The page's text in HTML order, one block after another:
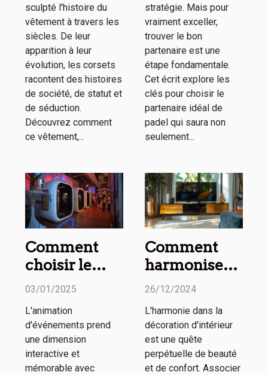
sculpté l'histoire du
vêtement à travers les
siècles. De leur
apparition à leur
évolution, les corsets
racontent des histoires
de société, de statut et
de séduction.
Découvrez comment
ce vêtement,...
stratégie. Mais pour
vraiment exceller,
trouver le bon
partenaire est une
étape fondamentale.
Cet écrit explore les
clés pour choisir le
partenaire idéal de
padel qui saura non
seulement...
Comment
choisir le
meilleur
pour votre
événement
spécial
03/01/2025
L'animation
d'événements prend
une dimension
interactive et
mémorable avec
Comment
harmoniser
un meuble
doré avec
votre décor
26/12/2024
L'harmonie dans la
décoration d'intérieur
est une quête
perpétuelle de beauté
et de confort. Associer